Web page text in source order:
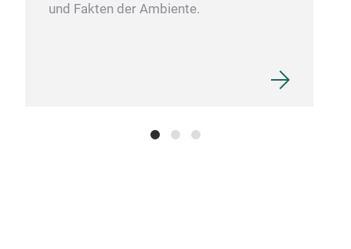
und Fakten der Ambiente.